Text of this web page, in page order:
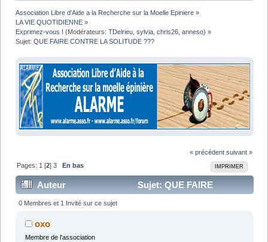
Association Libre d'Aide a la Recherche sur la Moelle Epiniere »
LA VIE QUOTIDIENNE »
Exprimez-vous ! (Modérateurs:TDelrieu ,sylvia ,chris26 ,anneso) »
Sujet:QUE FAIRE CONTRE LA SOLITUDE ???
« précédent suivant »
IMPRIMER
Pages: 1 [2]3 En bas
Auteur
Sujet: QUE FAIRE
CONTRE LA SOLITUDE ??? (Lu 38660 fois)
0 Membres et 1 Invité sur ce sujet
oxo
Membre de l'association